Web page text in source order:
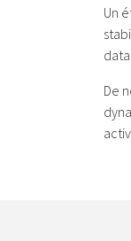
Un
De